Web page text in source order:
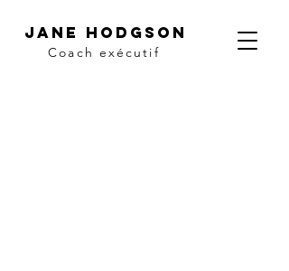
Jane Hodgson
Coach exécutif